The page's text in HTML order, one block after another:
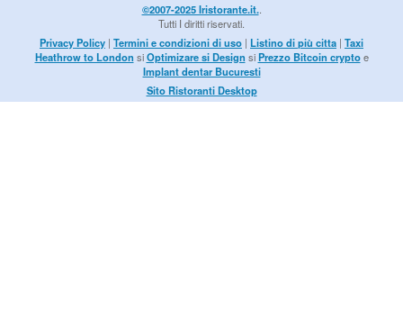
©2007-2025 Iristorante.it..
Tutti I diritti riservati.
Privacy Policy | Termini e condizioni di uso | Listino di più citta | Taxi
Heathrow to London siOptimizare si Design siPrezzo Bitcoin cryptoe
Implant dentar Bucuresti
Sito Ristoranti Desktop